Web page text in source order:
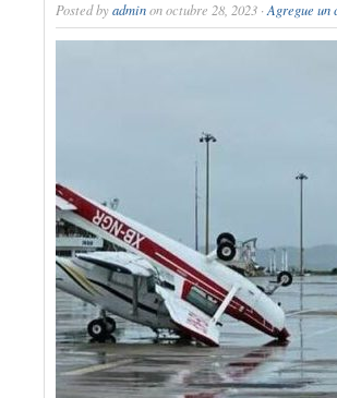
Posted byadminon octubre 28, 2023 · Agregue un